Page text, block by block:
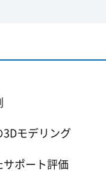
モデリング
サポート評価